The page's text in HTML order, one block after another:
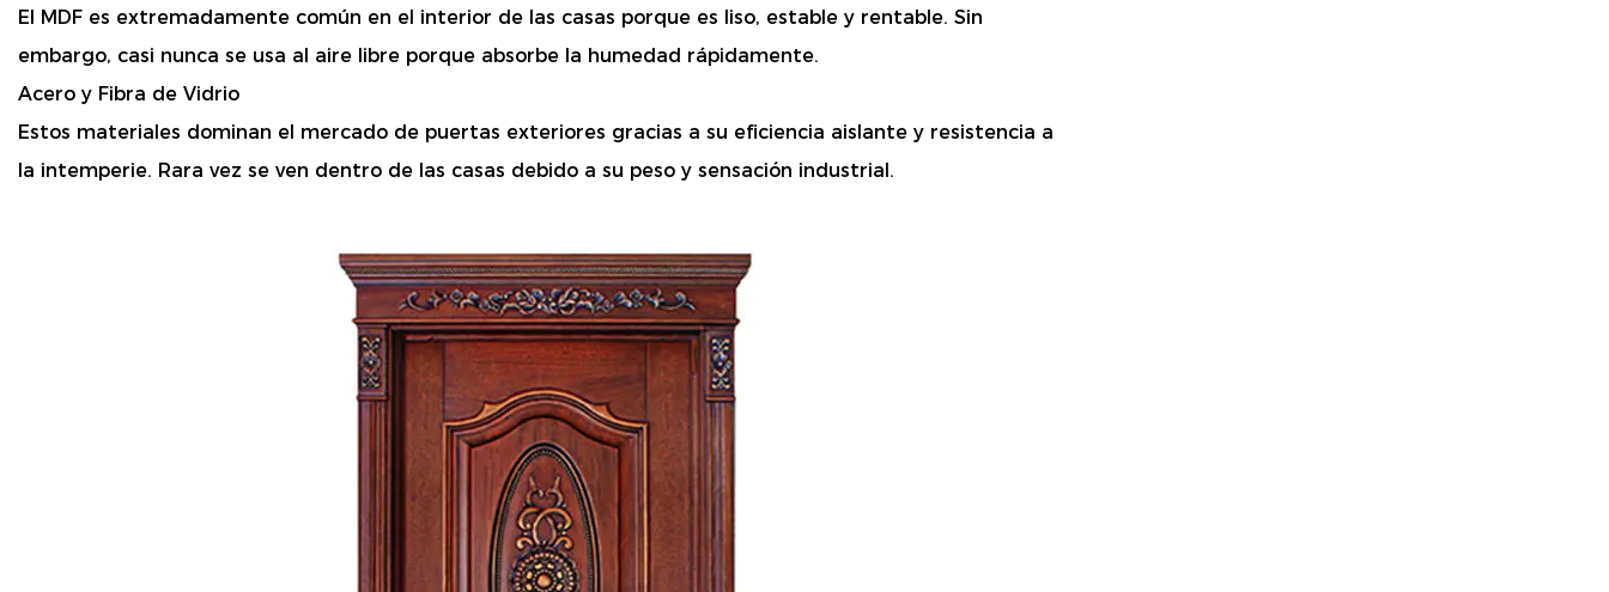
El MDF es extremadamente común en el interior de las casas porque es liso, estable y rentable. Sin
embargo, casi nunca se usa al aire libre porque absorbe la humedad rápidamente.
Acero y Fibra de Vidrio
Estos materiales dominan el mercado de puertas exteriores gracias a su eficiencia aislante y resistencia a
la intemperie. Rara vez se ven dentro de las casas debido a su peso y sensación industrial.